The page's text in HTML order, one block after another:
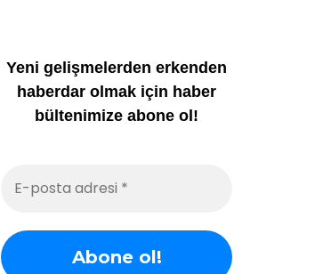
Yeni gelişmelerden erkenden
haberdar olmak için haber
bültenimize abone ol!